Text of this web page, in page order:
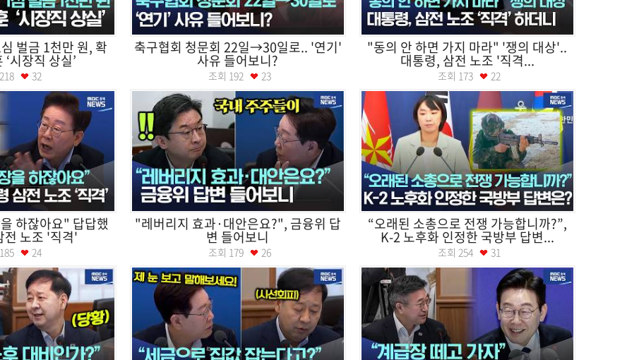
벌금 1천만 원, 확
시장직 상실’
218 32
축구협회 청문회 22일→30일로.. '연기'
사유 들어보니?
조회 192 23
"동의 안 하면 가지 마라" '쟁의 대상'..
대통령, 삼전 노조 '직격...
조회 173 22
하잖아요" 답답했
전 노조 '직격'
185 24
"레버리지 효과·대안은요?", 금융위 답
변 들어보니
조회 179 26
“오래된 소총으로 전쟁 가능합니까?”,
K-2 노후화 인정한 국방부 답변...
조회 254 31